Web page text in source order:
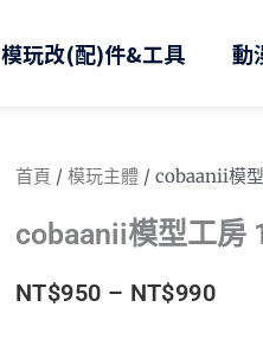
模玩改(配)件&工具 動
首頁 / 模玩主體 / cobaanii模
cobaanii模型工房
NT$950 – NT$990價